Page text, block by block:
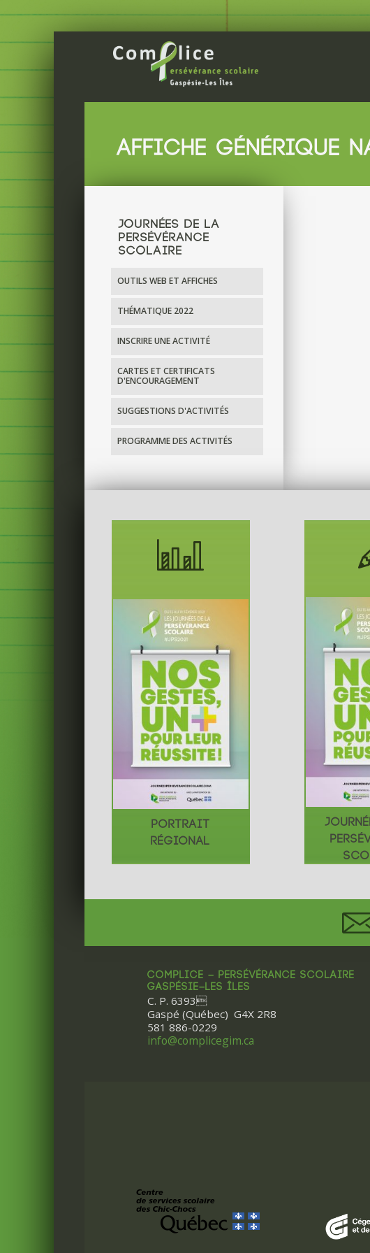
AFFICHE GÉNÉRIQUE
JOURNÉES DE LA
PERSÉVÉRANCE
SCOLAIRE
OUTILS WEB ET AFFICHES
THÉMATIQUE 2022
INSCRIRE UNE ACTIVITÉ
CARTES ET CERTIFICATS
D'ENCOURAGEMENT
SUGGESTIONS D'ACTIVITÉS
PROGRAMME DES ACTIVITÉS
PORTRAIT
RÉGIONAL
COMPLICE – PERSÉVÉRANCE SCOLAIRE
GASPÉSIE–LES ÎLES
C. P. 6393
Gaspé (Québec) G4X 2R8
581 886-0229
info@complicegim.ca